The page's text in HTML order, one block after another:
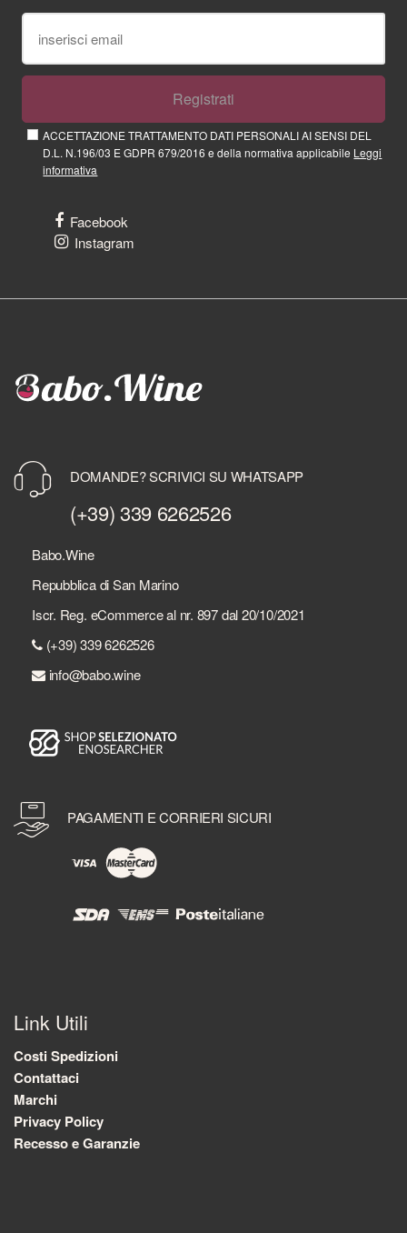
Registrati
ACCETTAZIONE TRATTAMENTO DATI PERSONALI AI SENSI DEL
D.L. N.196/03 E GDPR 679/2016 e della normativa applicabile Leggi
informativa
Facebook
Instagram
DOMANDE? SCRIVICI SU WHATSAPP
(+39) 339 6262526
Babo.Wine
Repubblica di San Marino
Iscr. Reg. eCommerce al nr. 897 dal 20/10/2021
(+39) 339 6262526
info@babo.wine
PAGAMENTI E CORRIERI SICURI
Link Utili
Costi Spedizioni
Contattaci
Marchi
Privacy Policy
Recesso e Garanzie